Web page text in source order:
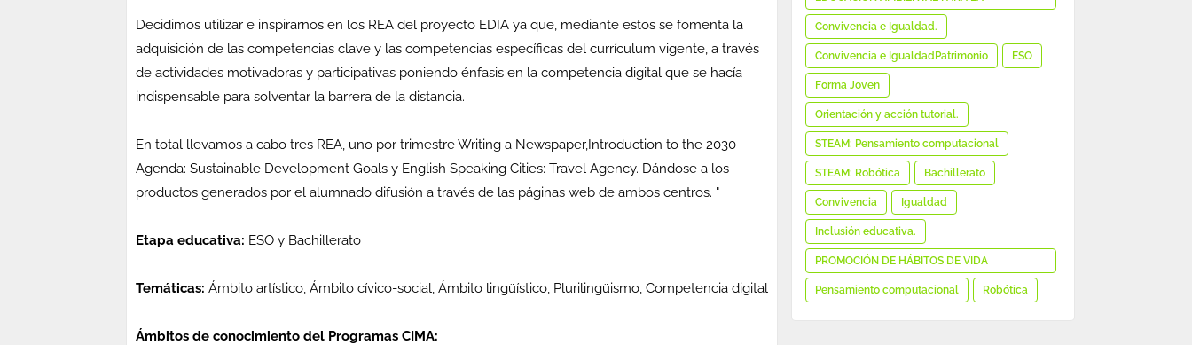
Decidimos utilizar e inspirarnos en los REA del proyecto EDIA ya que, mediante estos se fomenta la
adquisición de las competencias clave y las competencias específicas del currículum vigente, a través
de actividades motivadoras y participativas poniendo énfasis en la competencia digital que se hacía
indispensable para solventar la barrera de la distancia.
En total llevamos a cabo tres REA, uno por trimestre Writing a Newspaper,Introduction to the 2030
Agenda: Sustainable Development Goals y English Speaking Cities: Travel Agency. Dándose a los
productos generados por el alumnado difusión a través de las páginas web de ambos centros. "
Etapa educativa: ESO y Bachillerato
Temáticas: Ámbito artístico, Ámbito cívico-social, Ámbito lingüístico, Plurilingüismo, Competencia digital
Ámbitos de conocimiento del Programas CIMA:
SOSTENIBILIDAD
Convivencia e Igualdad.
Convivencia e IgualdadPatrimonio ESO
Forma Joven
Orientación y acción tutorial.
STEAM: Pensamiento computacional
STEAM: Robótica Bachillerato
Convivencia Igualdad
Inclusión educativa.
PROMOCIÓN DE HÁBITOS DE VIDA
SALUDABLE
Pensamiento computacional Robótica